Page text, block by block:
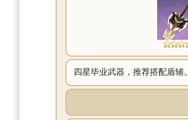
四星毕业武器，推荐搭配盾辅。